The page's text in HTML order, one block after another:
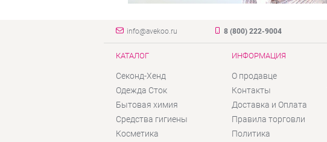
info@avekoo.ru 8 (800) 222-9004
КАТАЛОГ
Секонд-Хенд
Одежда Сток
Бытовая химия
Средства гигиены
Косметика
ИНФОРМАЦИЯ
О продавце
Контакты
Доставка и Оплата
Правила торговли
Политика